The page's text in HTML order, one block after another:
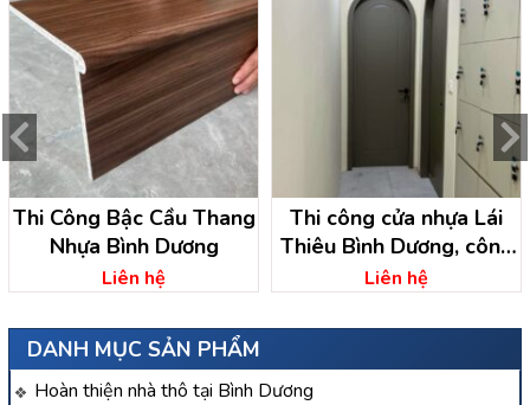
DANH MỤC SẢN PHẨM
Hoàn thiện nhà thô tại Bình Dương
Thi Công Bậc Cầu Thang
Nhựa Bình Dương
Liên hệ
Thi công cửa nhựa Lái
Thiêu Bình Dương, công
ty cửa nhựa bình dương
Liên hệ